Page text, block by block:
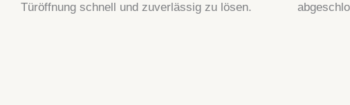
Türöffnung schnell und zuverlässig zu lösen.